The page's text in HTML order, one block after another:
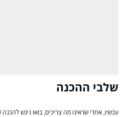
שלבי ההכנה
עכשיו, אחרי שראינו מה צריכים, בואו ניגש